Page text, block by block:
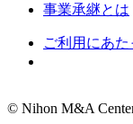
事業承継とは
ご利用にあ
© Nihon M&A